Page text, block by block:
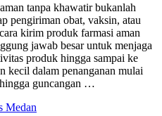
tanpa khawatir bukanlah
pengiriman obat, vaksin, atau
kirim produk farmasi aman
jawab besar untuk menjaga
produk hingga sampai ke
kecil dalam penanganan mulai
guncangan …